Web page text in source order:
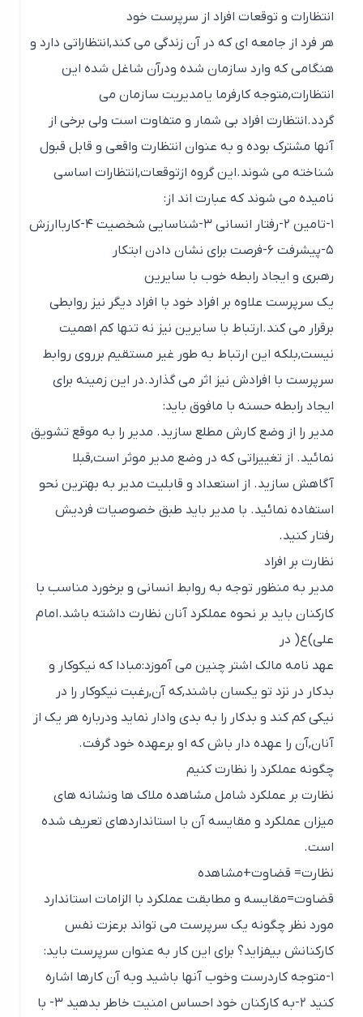
انتظارات و توقعات افراد از سرپرست خود
هر فرد از جامعه ای که در آن زندگی می کند,انتظاراتی دارد و
هنگامی که وارد سازمان شده ودرآن شاغل شده این
انتظارات,متوجه کارفرما یامدیریت سازمان می
گردد.انتظارت افراد بی شمار و متفاوت است ولی برخی از
آنها مشترک بوده و به عنوان انتظارت واقعی و قابل قبول
شناخته می شوند.این گروه ازتوقعات,انتظارات اساسی
نامیده می شوند که عبارت اند از:
۱-تامین ۲-رفتار انسانی ۳-شناسایی شخصیت ۴-کارباارزش
رهبری و ایجاد رابطه خوب با سایرین
یک سرپرست علاوه بر افراد خود با افراد دیگر نیز روابطی
برقرار می کند.ارتباط با سایرین نیز نه تنها کم اهمیت
نیست,بلکه این ارتباط به طور غیر مستقیم برروی روابط
سرپرست با افرادش نیز اثر می گذارد.در این زمینه برای
ایجاد رابطه حسنه با مافوق باید:
مدیر را از وضع کارش مطلع سازید. مدیر را به موقع تشویق
نمائید. از تغییراتی که در وضع مدیر موثر است,قبلا
آگاهش سازید. از استعداد و قابلیت مدیر به بهترین نحو
استفاده نمائید. با مدیر باید طبق خصوصیات فردیش
رفتار کنید.
نظارت بر افراد
مدیر به منظور توجه به روابط انسانی و برخورد مناسب با
کارکنان باید بر نحوه عملکرد آنان نظارت داشته باشد.امام
علی)ع( در
عهد نامه مالک اشتر چنین می آموزد:مبادا که نیکوکار و
بدکار در نزد تو یکسان باشند,که آن,رغبت نیکوکار را در
نیکی کم کند و بدکار را به بدی وادار نماید ودرباره هر یک از
آنان,آن را عهده دار باش که او برعهده خود گرفت.
چگونه عملکرد را نظارت کنیم
نظارت بر عملکرد شامل مشاهده ملاک ها ونشانه های
میزان عملکرد و مقایسه آن با استانداردهای تعریف شده
است.
نظارت= قضاوت+مشاهده
قضاوت=مقایسه و مطابقت عملکرد با الزامات استاندارد
مورد نظر چگونه یک سرپرست می تواند برعزت نفس
کارکنانش بیفزاید؟ برای این کار به عنوان سرپرست باید:
۱-متوجه کاردرست وخوب آنها باشید وبه آن کارها اشاره
کنید ۲-به کارکنان خود احساس امنیت خاطر بدهید ۳- با